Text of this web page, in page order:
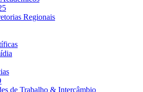
Regionais
de Trabalho & Intercâmbio